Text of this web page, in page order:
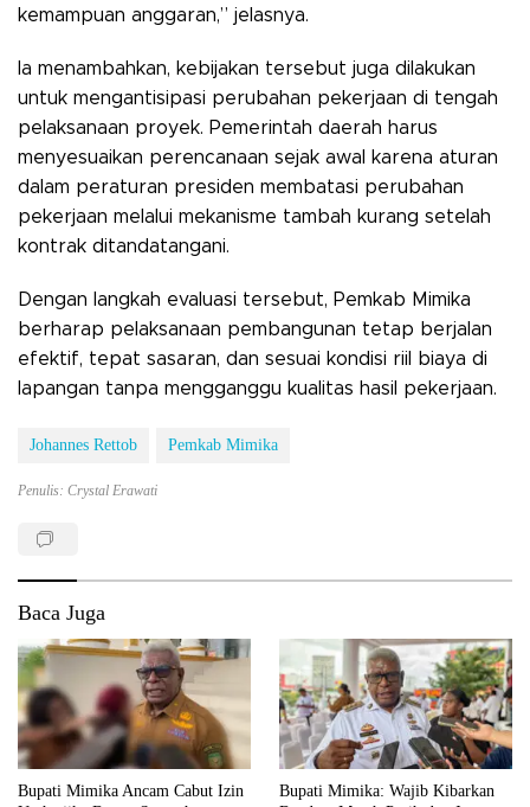
kemampuan anggaran,” jelasnya.
Ia menambahkan, kebijakan tersebut juga dilakukan
untuk mengantisipasi perubahan pekerjaan di tengah
pelaksanaan proyek. Pemerintah daerah harus
menyesuaikan perencanaan sejak awal karena aturan
dalam peraturan presiden membatasi perubahan
pekerjaan melalui mekanisme tambah kurang setelah
kontrak ditandatangani.
Dengan langkah evaluasi tersebut, Pemkab Mimika
berharap pelaksanaan pembangunan tetap berjalan
efektif, tepat sasaran, dan sesuai kondisi riil biaya di
lapangan tanpa mengganggu kualitas hasil pekerjaan.
Johannes Rettob Pemkab Mimika
Penulis: Crystal Erawati
Baca Juga
Bupati Mimika Ancam Cabut Izin
Bupati Mimika: Wajib Kibarkan